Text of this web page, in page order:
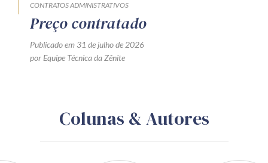
CONTRATOS ADMINISTRATIVOS
Preço contratado
Publicado em 31 de julho de 2026
por Equipe Técnica da Zênite
Colunas & Autores